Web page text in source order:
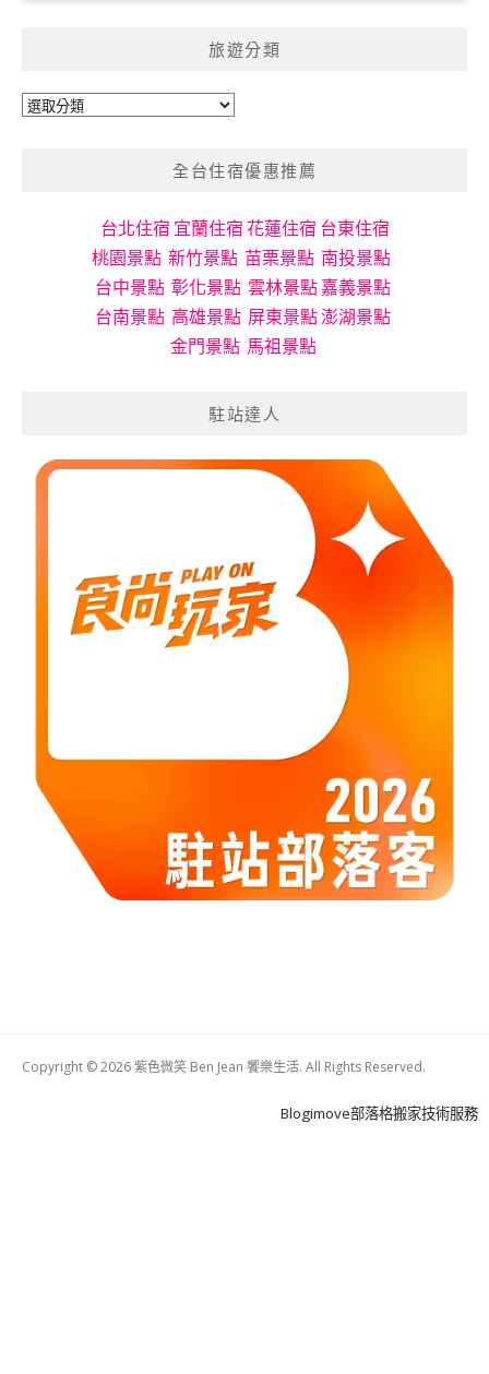
旅遊分類
旅
全台住宿優惠推薦
台北住宿 宜蘭住宿花蓮住宿 台東住宿
桃園景點 新竹景點 苗栗景點 南投景點
台中景點 彰化景點 雲林景點嘉義景點
台南景點 高雄景點 屏東景點澎湖景點
金門景點 馬祖景點
駐站達人
Copyright © 2026 紫色微笑 Ben Jean 饗樂生活. All Rights Reserved.
Blogimove部落格搬家技術服務